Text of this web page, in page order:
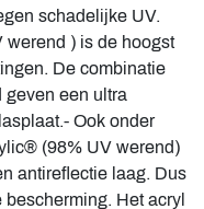
schadelijke UV.
werend ) is de hoogst
De combinatie
geven een ultra
Ook onder
(98% UV werend)
antireflectie laag. Dus
Het acryl